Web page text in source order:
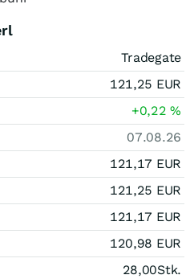
Tradegate
121,25 EUR
+0,22%
07.08.26
121,17 EUR
121,25 EUR
121,17 EUR
120,98 EUR
28,00Stk.